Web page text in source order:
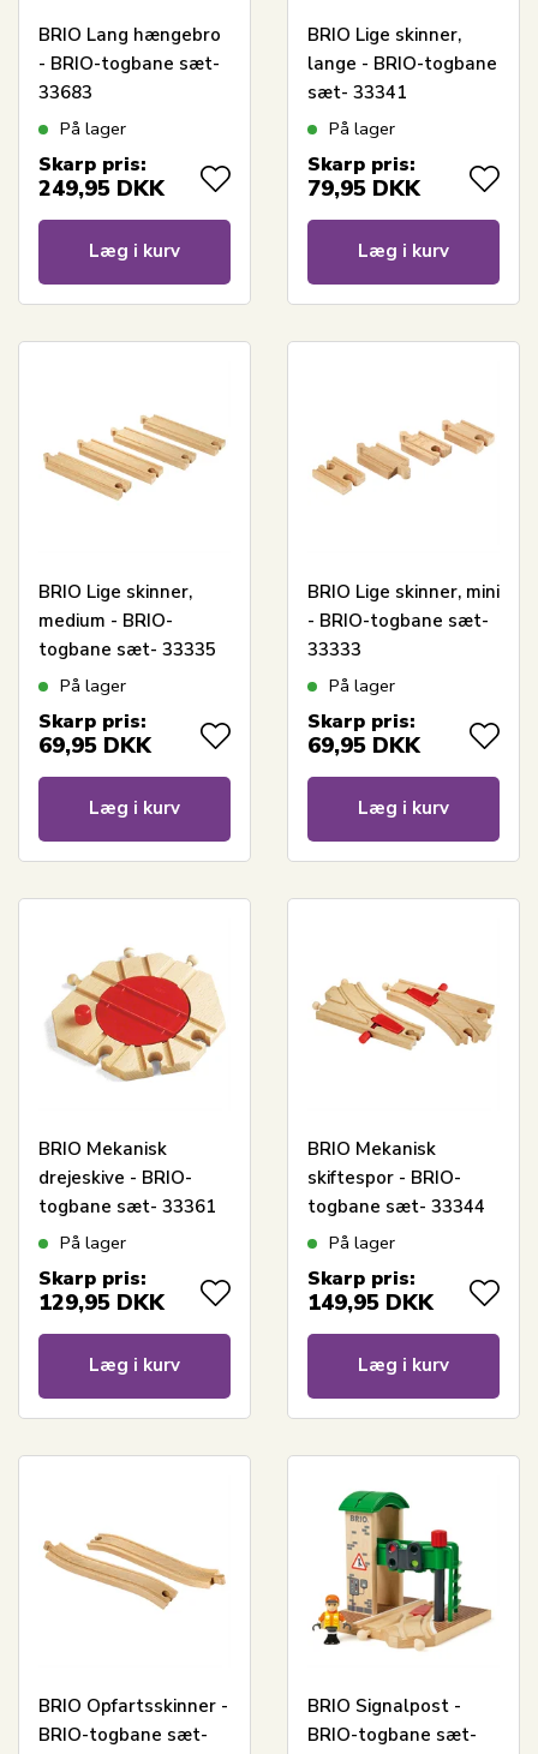
BRIO Lang hængebro
- BRIO-togbane sæt-
33683
På lager
Skarp pris:
249,95 DKK
Læg i kurv
BRIO Lige skinner,
lange - BRIO-togbane
sæt- 33341
På lager
Skarp pris:
79,95 DKK
Læg i kurv
BRIO Lige skinner,
medium - BRIO-
togbane sæt- 33335
På lager
Skarp pris:
69,95 DKK
Læg i kurv
BRIO Lige skinner, mini
- BRIO-togbane sæt-
33333
På lager
Skarp pris:
69,95 DKK
Læg i kurv
BRIO Mekanisk
drejeskive - BRIO-
togbane sæt- 33361
På lager
Skarp pris:
129,95 DKK
Læg i kurv
BRIO Mekanisk
skiftespor - BRIO-
togbane sæt- 33344
På lager
Skarp pris:
149,95 DKK
Læg i kurv
BRIO Opfartsskinner -
BRIO-togbane sæt-
BRIO Signalpost -
BRIO-togbane sæt-